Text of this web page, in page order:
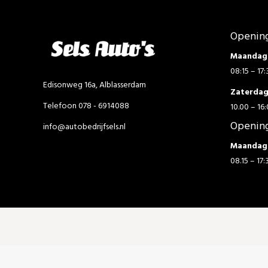
Edisonweg 16a, Alblasserdam
Telefoon 078 - 6914088
info@autobedrijfsels.nl
08:15 –
Zaterdag
10.00 –
08.15 –